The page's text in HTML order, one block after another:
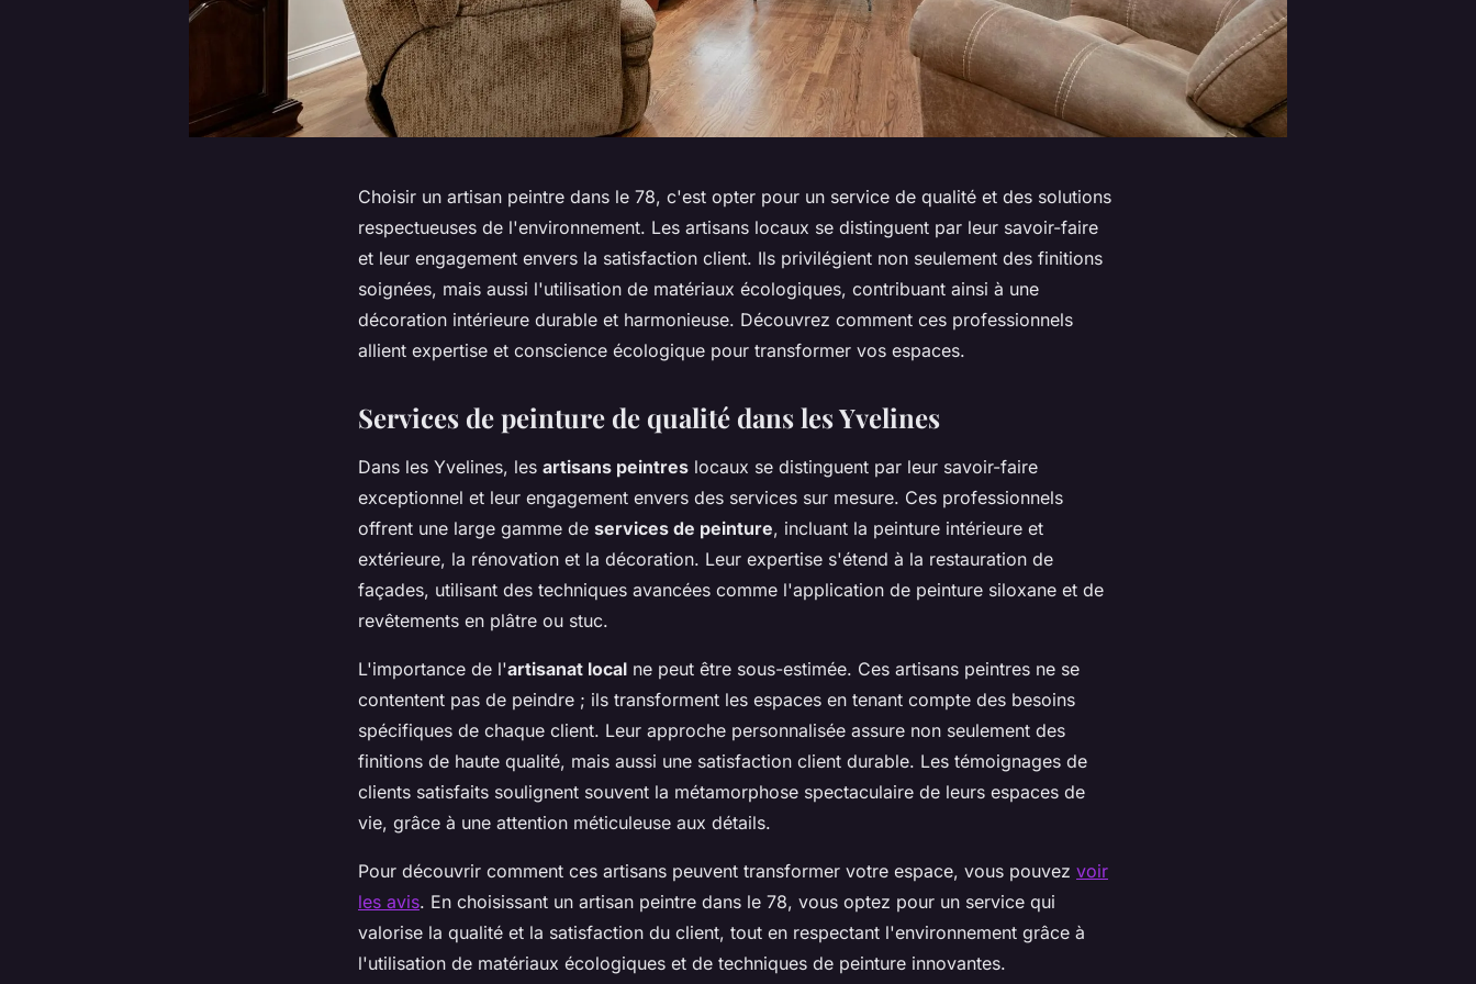
Choisir un artisan peintre dans le 78, c'est opter pour un service de qualité et des solutions
respectueuses de l'environnement. Les artisans locaux se distinguent par leur savoir-faire
et leur engagement envers la satisfaction client. Ils privilégient non seulement des finitions
soignées, mais aussi l'utilisation de matériaux écologiques, contribuant ainsi à une
décoration intérieure durable et harmonieuse. Découvrez comment ces professionnels
allient expertise et conscience écologique pour transformer vos espaces.
Services de peinture de qualité dans les Yvelines
Dans les Yvelines, les artisans peintres locaux se distinguent par leur savoir-faire
exceptionnel et leur engagement envers des services sur mesure. Ces professionnels
offrent une large gamme de services de peinture, incluant la peinture intérieure et
extérieure, la rénovation et la décoration. Leur expertise s'étend à la restauration de
façades, utilisant des techniques avancées comme l'application de peinture siloxane et de
revêtements en plâtre ou stuc.
L'importance de l'artisanat local ne peut être sous-estimée. Ces artisans peintres ne se
contentent pas de peindre ; ils transforment les espaces en tenant compte des besoins
spécifiques de chaque client. Leur approche personnalisée assure non seulement des
finitions de haute qualité, mais aussi une satisfaction client durable. Les témoignages de
clients satisfaits soulignent souvent la métamorphose spectaculaire de leurs espaces de
vie, grâce à une attention méticuleuse aux détails.
Pour découvrir comment ces artisans peuvent transformer votre espace, vous pouvez voir
les avis. En choisissant un artisan peintre dans le 78, vous optez pour un service qui
valorise la qualité et la satisfaction du client, tout en respectant l'environnement grâce à
l'utilisation de matériaux écologiques et de techniques de peinture innovantes.